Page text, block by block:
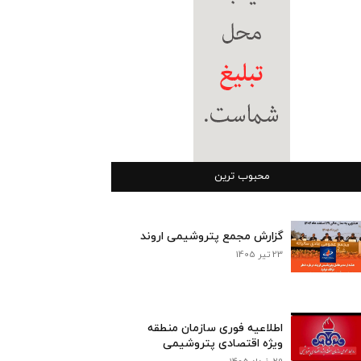
محبوب ترین
گزارش مجمع پتروشیمی اروند
23 تیر 1405
اطلاعیه فوری سازمان منطقه
ویژه اقتصادی پتروشیمی